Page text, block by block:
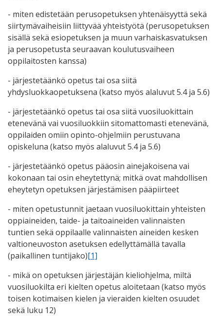
- miten edistetään perusopetuksen yhtenäisyyttä sekä
siirtymävaiheisiin liittyvää yhteistyötä (perusopetuksen
sisällä sekä esiopetuksen ja muun varhaiskasvatuksen
ja perusopetusta seuraavan koulutusvaiheen
oppilaitosten kanssa)
- järjestetäänkö opetus tai osa siitä
yhdysluokkaopetuksena (katso myös alaluvut 5.4 ja 5.6)
- järjestetäänkö opetus tai osa siitä vuosiluokittain
etenevänä vai vuosiluokkiin sitomattomasti etenevänä,
oppilaiden omiin opinto-ohjelmiin perustuvana
opiskeluna (katso myös alaluvut 5.4 ja 5.6)
- järjestetäänkö opetus pääosin ainejakoisena vai
kokonaan tai osin eheytettynä; mitkä ovat mahdollisen
eheytetyn opetuksen järjestämisen pääpiirteet
- miten opetustunnit jaetaan vuosiluokittain yhteisten
oppiaineiden, taide- ja taitoaineiden valinnaisten
tuntien sekä oppilaalle valinnaisten aineiden kesken
valtioneuvoston asetuksen edellyttämällä tavalla
(paikallinen tuntijako)[1]
- mikä on opetuksen järjestäjän kieliohjelma, miltä
vuosiluokilta eri kielten opetus aloitetaan (katso myös
toisen kotimaisen kielen ja vieraiden kielten osuudet
sekä luku 12)